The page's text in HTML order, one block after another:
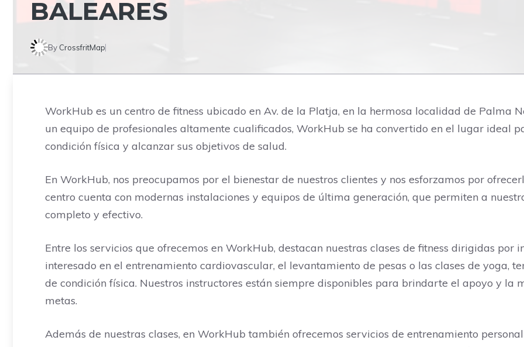
BALEARES
By CrossfritMap
WorkHub es un centro de fitness ubicado en Av. de la Platja, en la hermosa localidad de Palma
un equipo de profesionales altamente cualificados, WorkHub se ha convertido en el lugar ideal
condición física y alcanzar sus objetivos de salud.
En WorkHub, nos preocupamos por el bienestar de nuestros clientes y nos esforzamos por
centro cuenta con modernas instalaciones y equipos de última generación, que permiten a
completo y efectivo.
Entre los servicios que ofrecemos en WorkHub, destacan nuestras clases de fitness dirigidas por
interesado en el entrenamiento cardiovascular, el levantamiento de pesas o las clases de yoga,
de condición física. Nuestros instructores están siempre disponibles para brindarte el apoyo y la
metas.
Además de nuestras clases, en WorkHub también ofrecemos servicios de entrenamiento